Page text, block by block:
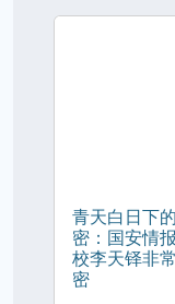
青天白日下
密：国安情
校李天铎非
密